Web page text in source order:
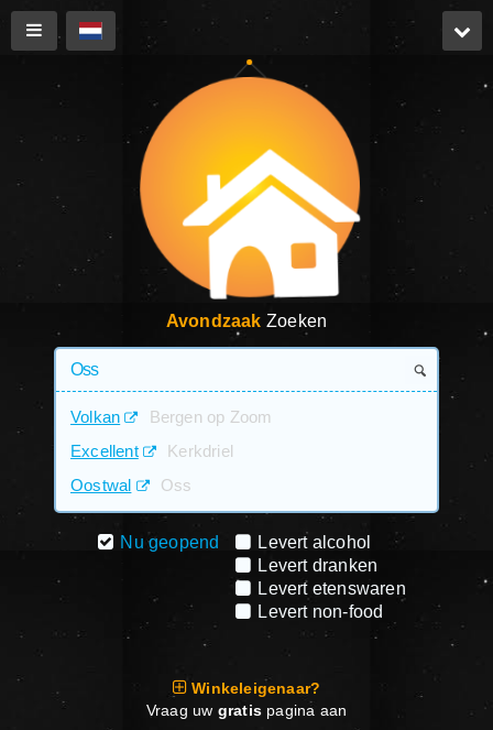
Avondzaak Zoeken
Volkan
Bergen op Zoom
Excellent
Kerkdriel
Oostwal
Oss
Nu geopend
Levert alcohol
Levert dranken
Levert etenswaren
Levert non-food
Winkeleigenaar?
Vraag uw gratispagina aan